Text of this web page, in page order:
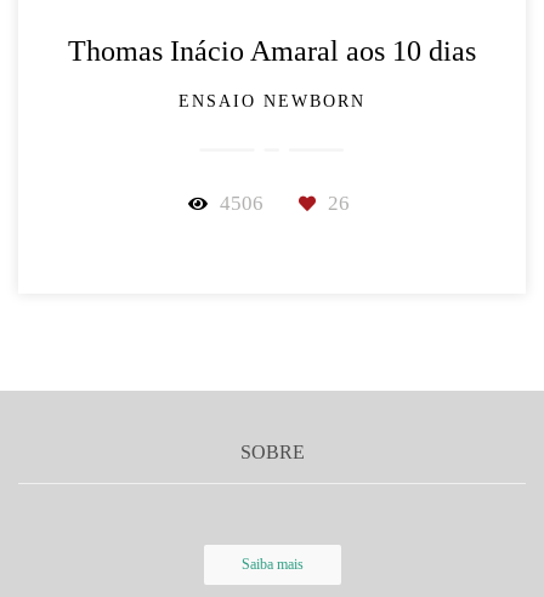
Thomas Inácio Amaral aos 10 dias
ENSAIO NEWBORN
4506 26
SOBRE
Saiba mais